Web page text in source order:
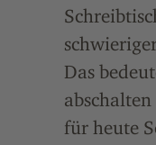
Das
für heute